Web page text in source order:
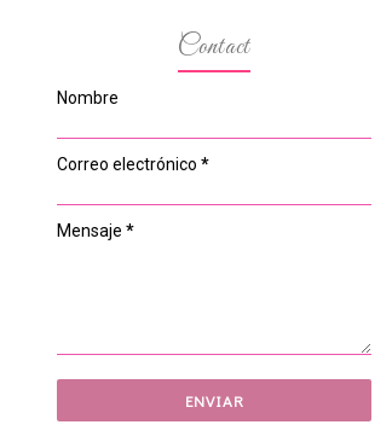
Contact
Nombre
Correo electrónico *
Mensaje *